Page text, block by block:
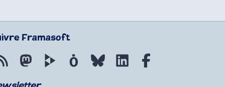
Framasoft
Flux RSS MastodonPeerTube Mobilizon Bluesky LinkedIn